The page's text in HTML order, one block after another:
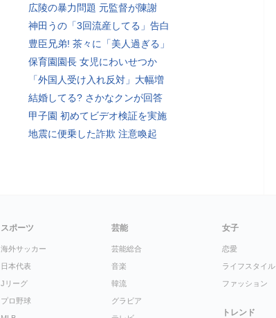
広陵の暴力問題 元監督が陳謝
神田うの「3回流産してる」告白
豊臣兄弟! 茶々に「美人過ぎる」
保育園園長 女児にわいせつか
「外国人受け入れ反対」大幅増
結婚してる? さかなクンが回答
甲子園 初めてビデオ検証を実施
地震に便乗した詐欺 注意喚起
スポーツ
海外サッカー
日本代表
Jリーグ
プロ野球
芸能
芸能総合
音楽
韓流
グラビア
女子
恋愛
ライフスタイル
ファッション
トレンド